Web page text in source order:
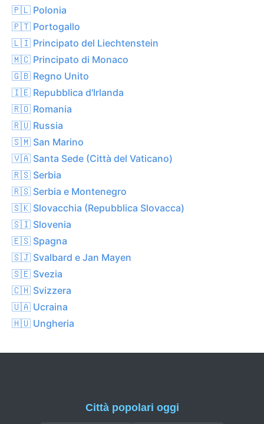
🇵🇱 Polonia
🇵🇹 Portogallo
🇱🇮 Principato del Liechtenstein
🇲🇨 Principato di Monaco
🇬🇧 Regno Unito
🇮🇪 Repubblica d'Irlanda
🇷🇴 Romania
🇷🇺 Russia
🇸🇲 San Marino
🇻🇦 Santa Sede (Città del Vaticano)
🇷🇸 Serbia
🇷🇸 Serbia e Montenegro
🇸🇰 Slovacchia (Repubblica Slovacca)
🇸🇮 Slovenia
🇪🇸 Spagna
🇸🇯 Svalbard e Jan Mayen
🇸🇪 Svezia
🇨🇭 Svizzera
🇺🇦 Ucraina
🇭🇺 Ungheria
Città popolari oggi